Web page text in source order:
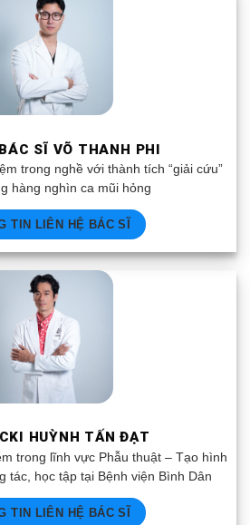
SĨ VÕ THANH PHI
trong nghề với thành tích “giải cứu”
hàng nghìn ca mũi hỏng
TIN LIÊN HỆ BÁC SĨ
HUỲNH TẤN ĐẠT
trong lĩnh vực Phẫu thuật – Tạo hình
tác, học tập tại Bệnh viện Bình Dân
TIN LIÊN HỆ BÁC SĨ